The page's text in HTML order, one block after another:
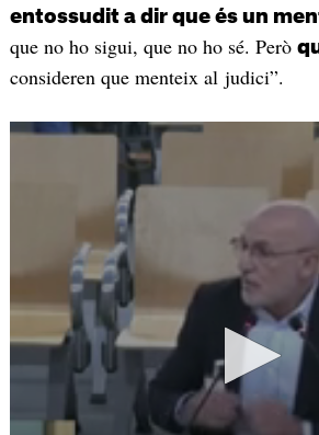
entossudit a dir que és un
que no ho sigui, que no ho sé. Però
consideren que menteix al judici”.